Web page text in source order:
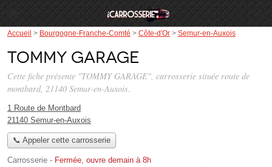
Accueil > Bourgogne-Franche-Comté > Côte-d'Or > Semur-en-Auxois
TOMMY GARAGE
Cette fiche présente "TOMMY GARAGE", carrosserie située route de
montbard, 21140 Semur-en-Auxois.
1 Route de Montbard
21140 Semur-en-Auxois
📞 Appeler cette carrosserie
Carrosserie - Fermée, ouvre demain à 8h